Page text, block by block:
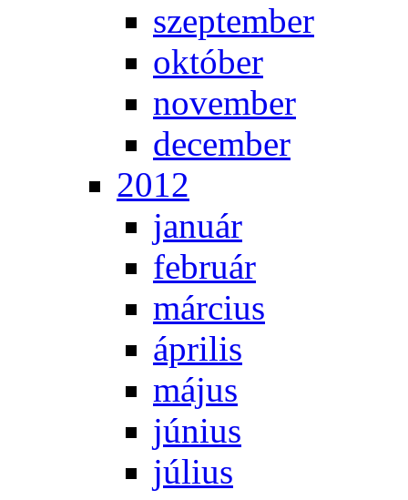
szep­tem­ber
ok­tó­ber
no­vem­ber
de­cem­ber
2012
ja­nu­ár
feb­ru­ár
már­ci­us
áp­ri­lis
má­jus
jú­ni­us
jú­li­us